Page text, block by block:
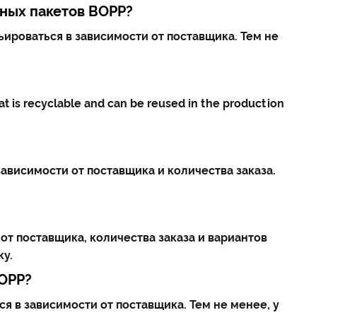
пакетов BOPP?
в зависимости от поставщика. Тем не
is recyclable and can be reused in the production
от поставщика и количества заказа.
поставщика, количества заказа и вариантов
в зависимости от поставщика. Тем не менее, у